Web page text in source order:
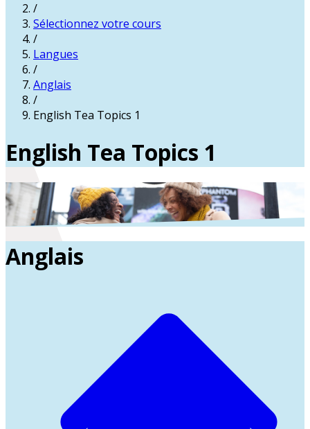
/
Sélectionnez votre cours
/
Langues
/
Anglais
/
English Tea Topics 1
English Tea Topics 1
Anglais